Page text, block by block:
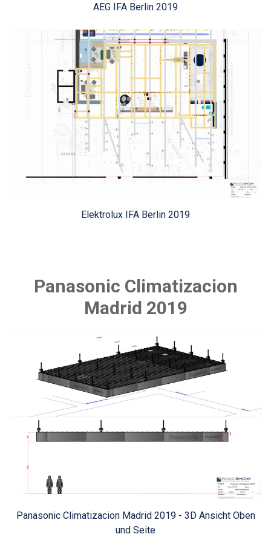
AEG IFA Berlin 2019
Elektrolux IFA Berlin 2019
Panasonic Climatizacion
Madrid 2019
Panasonic Climatizacion Madrid 2019 - 3D Ansicht Oben
und Seite